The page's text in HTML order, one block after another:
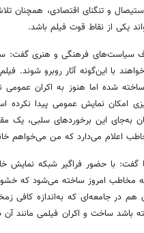
و تنگنای اقتصادی، همچنان
یکی از نقاط قوت فیلم باشد.
سیاست‌های فرهنگی و هنری
با این‌گونه آثار روبرو شوند.
شده اما هنوز به اکران عمومی
امکان نمایش عمومی پیدا نکرده
این برخوردهای سلبی، یک
اعلام می‌دارد که من می‌خواهم
با حضور فراگیر شبکه نمایش
مخاطب امروز ساخته می‌شود که
هم در جامعه‌ای که به‌اندازه
باشد ساخت و اکران فیلمی مانند